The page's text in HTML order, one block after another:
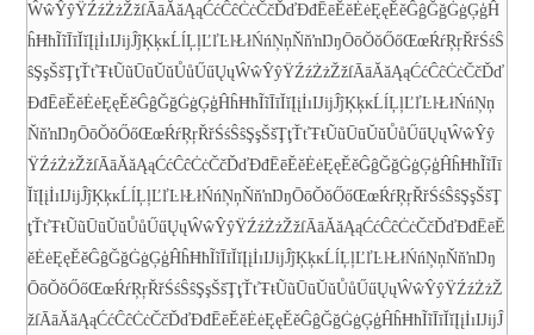
ŴŵŶŷŸŹźŻżŽžſĀāĂăĄąĆćĈĉĊċČčĎďĐđĒēĔĕĖėĘęĚěĜĝĞğĠġĢģĤ
ĥĦħĨĩĪīĬĭĮįİıĲĳĴĵĶķĸĹĺĻļĽľĿŀŁłŃńŅņŇňŉŊŋŌōŎŏŐőŒœŔŕŖŗŘřŚśŜ
ŝŞşŠšŢţŤťŦŧŨũŪūŬŭŮůŰűŲųŴŵŶŷŸŹźŻżŽžſĀāĂăĄąĆćĈĉĊċČčĎď
ĐđĒēĔĕĖėĘęĚěĜĝĞğĠġĢģĤĥĦħĨĩĪīĬĭĮįİıĲĳĴĵĶķĸĹĺĻļĽľĿŀŁłŃńŅņ
ŇňŉŊŋŌōŎŏŐőŒœŔŕŖŗŘřŚśŜŝŞşŠšŢţŤťŦŧŨũŪūŬŭŮůŰűŲųŴŵŶŷ
ŸŹźŻżŽžſĀāĂăĄąĆćĈĉĊċČčĎďĐđĒēĔĕĖėĘęĚěĜĝĞğĠġĢģĤĥĦħĨĩĪī
ĬĭĮįİıĲĳĴĵĶķĸĹĺĻļĽľĿŀŁłŃńŅņŇňŉŊŋŌōŎŏŐőŒœŔŕŖŗŘřŚśŜŝŞşŠšŢ
ţŤťŦŧŨũŪūŬŭŮůŰűŲųŴŵŶŷŸŹźŻżŽžſĀāĂăĄąĆćĈĉĊċČčĎďĐđĒēĔ
ĕĖėĘęĚěĜĝĞğĠġĢģĤĥĦħĨĩĪīĬĭĮįİıĲĳĴĵĶķĸĹĺĻļĽľĿŀŁłŃńŅņŇňŉŊŋ
ŌōŎŏŐőŒœŔŕŖŗŘřŚśŜŝŞşŠšŢţŤťŦŧŨũŪūŬŭŮůŰűŲųŴŵŶŷŸŹźŻżŽ
žſĀāĂăĄąĆćĈĉĊċČčĎďĐđĒēĔĕĖėĘęĚěĜĝĞğĠġĢģĤĥĦħĨĩĪīĬĭĮįİıĲĳĴ